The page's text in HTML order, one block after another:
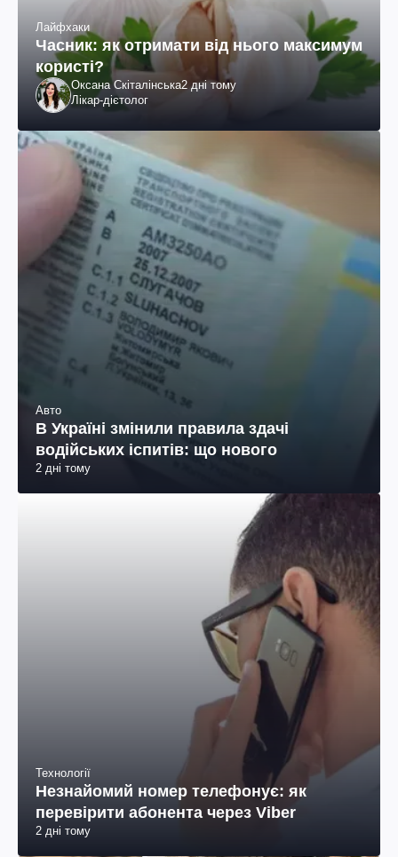
Лайфхаки
Часник: як отримати від нього максимум
користі?
Оксана Скіталінська2 дні тому
Лікар-дієтолог
Авто
В Україні змінили правила здачі
водійських іспитів: що нового
2 дні тому
Технології
Незнайомий номер телефонує: як
перевірити абонента через Viber
2 дні тому